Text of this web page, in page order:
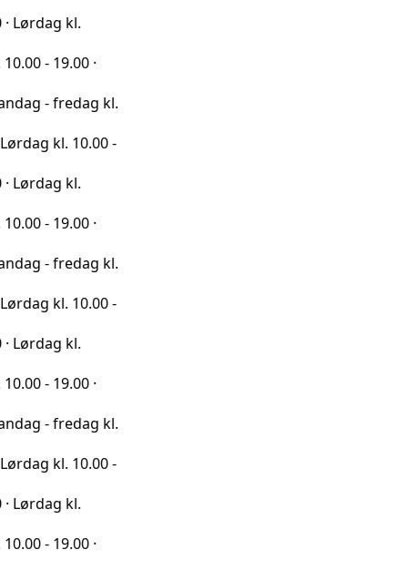
kl.
·
kl.
10.00 -
kl.
·
kl.
10.00 -
kl.
·
kl.
10.00 -
kl.
·